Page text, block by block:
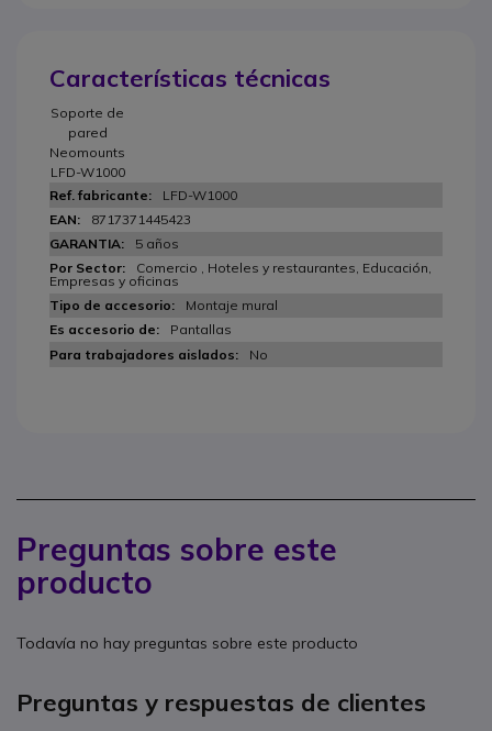
Características técnicas
Soporte de
pared
Neomounts
LFD-W1000
LFD-W1000
8717371445423
5 años
Comercio , Hoteles y restaurantes, Educación,
Empresas y oficinas
Montaje mural
Pantallas
No
Preguntas sobre este
producto
Todavía no hay preguntas sobre este producto
Preguntas y respuestas de clientes